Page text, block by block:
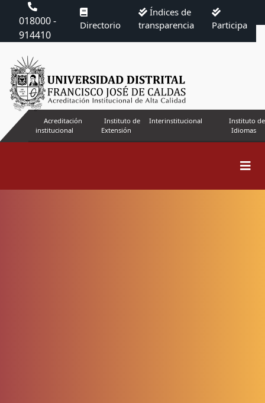
018000 -
914410
Directorio
Índices de
transparencia
Participa
Acreditación
institucional
Instituto de
Extensión
Interinstitucional
Instituto de
Idiomas